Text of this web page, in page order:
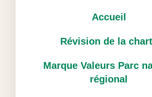
Accueil
Révision de la
Marque Valeurs Parc
régional